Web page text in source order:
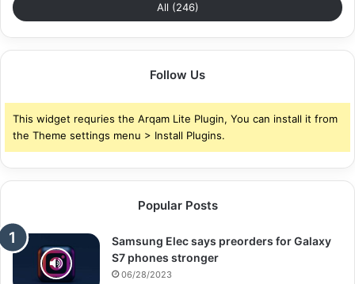
All (246)
Follow Us
This widget requries the Arqam Lite Plugin, You can install it from
the Theme settings menu > Install Plugins.
Popular Posts
Samsung Elec says preorders for Galaxy
S7 phones stronger
06/28/2023